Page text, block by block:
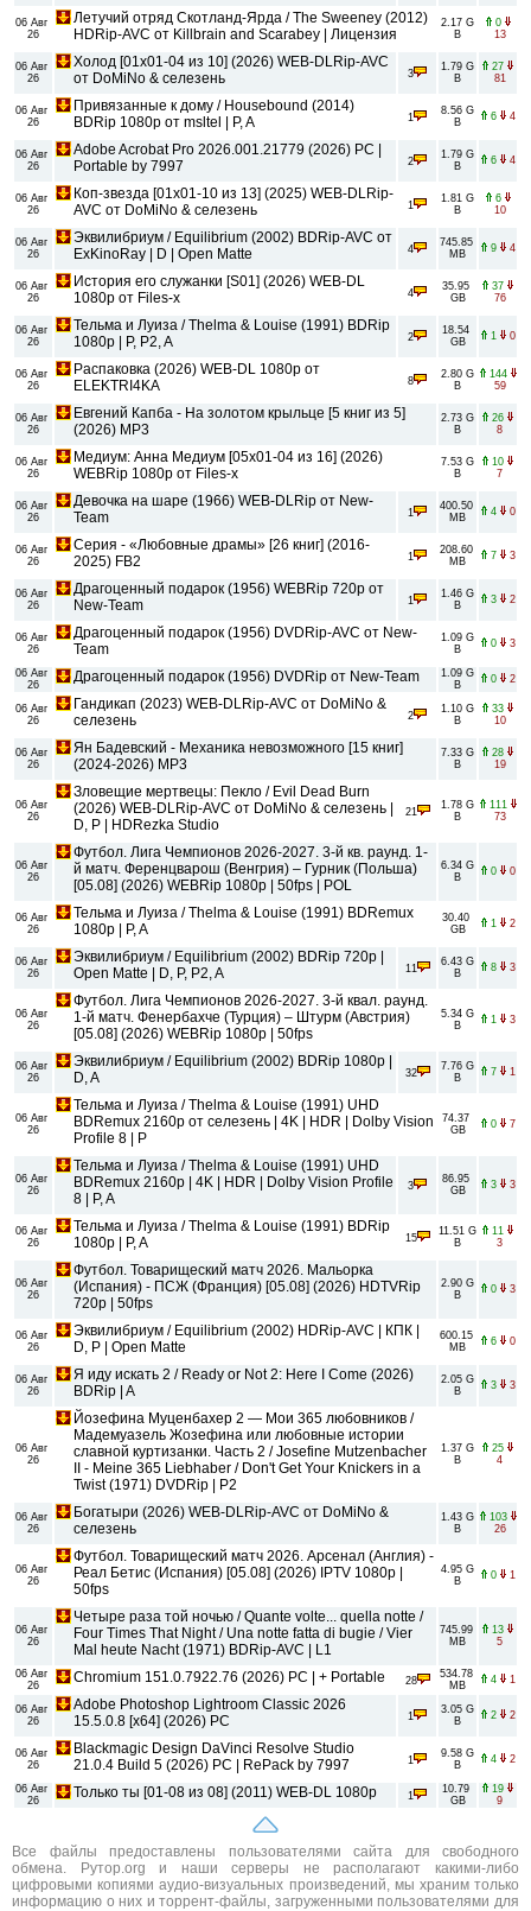
06 Авг
26
Летучий отряд Скотланд-Ярда / The Sweeney (2012)
HDRip-AVC от Killbrain and Scarabey | Лицензия
2.17 G
B
0
13
06 Авг
26
Холод [01х01-04 из 10] (2026) WEB-DLRip-AVC
от DoMiNo & селезень
3
1.79 G
B
27
81
06 Авг
26
Привязанные к дому / Housebound (2014)
BDRip 1080p от msltel | P, A
1
8.56 G
B
6 4
06 Авг
26
Adobe Acrobat Pro 2026.001.21779 (2026) PC |
Portable by 7997
2
1.79 G
B
6 4
06 Авг
26
Коп-звезда [01x01-10 из 13] (2025) WEB-DLRip-
AVC от DoMiNo & селезень
1
1.81 G
B
6
10
06 Авг
26
Эквилибриум / Equilibrium (2002) BDRip-AVC от
ExKinoRay | D | Open Matte
4
745.85
MB
9 4
06 Авг
26
История его служанки [S01] (2026) WEB-DL
1080p от Files-x
4
35.95
GB
37
76
06 Авг
26
Тельма и Луиза / Thelma & Louise (1991) BDRip
1080p | P, P2, A
2
18.54
GB
1 0
06 Авг
26
Распаковка (2026) WEB-DL 1080p от
ELEKTRI4KA
8
2.80 G
B
144
59
06 Авг
26
Евгений Капба - На золотом крыльце [5 книг из 5]
(2026) MP3
2.73 G
B
26
8
06 Авг
26
Медиум: Анна Медиум [05x01-04 из 16] (2026)
WEBRip 1080p от Files-x
7.53 G
B
10
7
06 Авг
26
Девочка на шаре (1966) WEB-DLRip от New-
Team
1
400.50
MB
4 0
06 Авг
26
Серия - «Любовные драмы» [26 книг] (2016-
2025) FB2
1
208.60
MB
7 3
06 Авг
26
Драгоценный подарок (1956) WEBRip 720p от
New-Team
1
1.46 G
B
3 2
06 Авг
26
Драгоценный подарок (1956) DVDRip-AVC от New-
Team
1.09 G
B
0 3
06 Авг
26
Драгоценный подарок (1956) DVDRip от New-Team
1.09 G
B
0 2
06 Авг
26
Гандикап (2023) WEB-DLRip-AVC от DoMiNo &
селезень
2
1.10 G
B
33
10
06 Авг
26
Ян Бадевский - Механика невозможного [15 книг]
(2024-2026) MP3
7.33 G
B
28
19
06 Авг
26
Зловещие мертвецы: Пекло / Evil Dead Burn
(2026) WEB-DLRip-AVC от DoMiNo & селезень |
D, P | HDRezka Studio
21
1.78 G
B
111
73
06 Авг
26
Футбол. Лига Чемпионов 2026-2027. 3-й кв. раунд. 1-
й матч. Ференцварош (Венгрия) – Гурник (Польша)
[05.08] (2026) WEBRip 1080р | 50fps | POL
6.34 G
B
0 0
06 Авг
26
Тельма и Луиза / Thelma & Louise (1991) BDRemux
1080p | P, A
30.40
GB
1 2
06 Авг
26
Эквилибриум / Equilibrium (2002) BDRip 720p |
Open Matte | D, P, P2, A
11
6.43 G
B
8 3
06 Авг
26
Футбол. Лига Чемпионов 2026-2027. 3-й квал. раунд.
1-й матч. Фенербахче (Турция) – Штурм (Австрия)
[05.08] (2026) WEBRip 1080р | 50fps
5.34 G
B
1 3
06 Авг
26
Эквилибриум / Equilibrium (2002) BDRip 1080p |
D, A
32
7.76 G
B
7 1
06 Авг
26
Тельма и Луиза / Thelma & Louise (1991) UHD
BDRemux 2160p от селезень | 4K | HDR | Dolby Vision
Profile 8 | P
74.37
GB
0 7
06 Авг
26
Тельма и Луиза / Thelma & Louise (1991) UHD
BDRemux 2160p | 4K | HDR | Dolby Vision Profile
8 | P, A
3
86.95
GB
3 3
06 Авг
26
Тельма и Луиза / Thelma & Louise (1991) BDRip
1080p | P, A
15
11.51 G
B
11
3
06 Авг
26
Футбол. Товарищеский матч 2026. Мальорка
(Испания) - ПСЖ (Франция) [05.08] (2026) HDTVRip
720p | 50fps
2.90 G
B
0 3
06 Авг
26
Эквилибриум / Equilibrium (2002) HDRip-AVC | КПК |
D, P | Open Matte
600.15
MB
6 0
06 Авг
26
Я иду искать 2 / Ready or Not 2: Here I Come (2026)
BDRip | A
2.05 G
B
3 3
06 Авг
26
Йозефина Муценбахер 2 — Мои 365 любовников /
Мадемуазель Жозефина или любовные истории
славной куртизанки. Часть 2 / Josefine Mutzenbacher
II - Meine 365 Liebhaber / Don't Get Your Knickers in a
Twist (1971) DVDRip | P2
1.37 G
B
25
4
06 Авг
26
Богатыри (2026) WEB-DLRip-AVC от DoMiNo &
селезень
1.43 G
B
103
26
06 Авг
26
Футбол. Товарищеский матч 2026. Арсенал (Англия) -
Реал Бетис (Испания) [05.08] (2026) IPTV 1080p |
50fps
4.95 G
B
0 1
06 Авг
26
Четыре раза той ночью / Quante volte... quella notte /
Four Times That Night / Una notte fatta di bugie / Vier
Mal heute Nacht (1971) BDRip-AVC | L1
745.99
MB
13
5
06 Авг
26
Chromium 151.0.7922.76 (2026) PC | + Portable 28
534.78
MB
4 1
06 Авг
26
Adobe Photoshop Lightroom Classic 2026
15.5.0.8 [x64] (2026) PC
1
3.05 G
B
2 2
06 Авг
26
Blackmagic Design DaVinci Resolve Studio
21.0.4 Build 5 (2026) РС | RePack by 7997
1
9.58 G
B
4 2
06 Авг
26
Только ты [01-08 из 08] (2011) WEB-DL 1080p 1
10.79
GB
19
9
Все файлы предоставлены пользователями сайта для свободного
обмена. Рутор.org и наши серверы не располагают какими-либо
цифровыми копиями аудио-визуальных произведений, мы храним только
информацию о них и торрент-файлы, загруженными пользователями для